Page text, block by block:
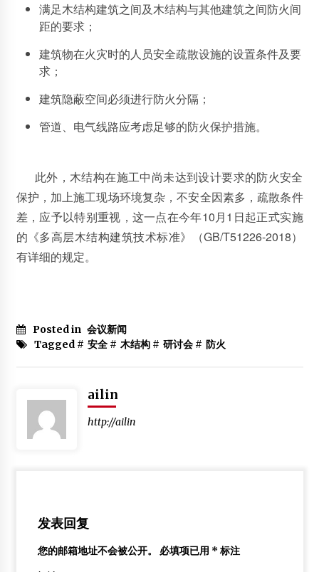
满足木结构建筑之间及木结构与其他建筑之间防火间
距的要求；
建筑物在火灾时的人员安全疏散设施的设置条件及要
求；
建筑隐蔽空间必须进行防火分隔；
管道、电气线路应考虑足够的防火保护措施。
此外，木结构在施工中尚未达到设计要求的防火安全
保护，加上施工现场环境复杂，不安全因素多，疏散条件
差，应予以特别重视，这一点在今年10月1日起正式实施
的《多高层木结构建筑技术标准》（GB/T51226-2018）
有详细的规定。
Posted in 会议新闻
Tagged # 安全# 木结构# 研讨会# 防火
ailin
http://ailin
发表回复
您的邮箱地址不会被公开。 必填项已用 * 标注